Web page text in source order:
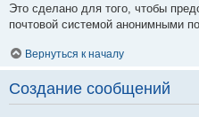
Это сделано для того, чтобы
почтовой системой анонимными
Вернуться к началу
Создание сообщений